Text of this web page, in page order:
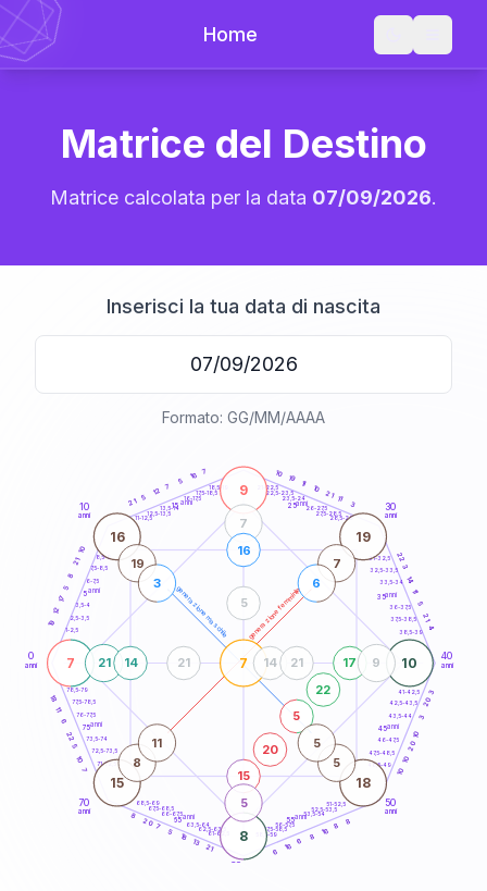
Home
Matrice del Destino
Matrice calcolata per la data 07/09/2026.
Inserisci la tua data di nascita
Formato: GG/MM/AAAA
generazione maschile generazione femminile
0
anni
10
anni
30
anni
40
anni
50
anni
60
70
anni
1-2,5
2,5-3,5
3,5-4
6-7,5
7,5-8,5
8,5-9
11-12,5
12,5-13,5
13,5-14
16-17,5
17,5-18,5
18,5-19
21-22,5
22,5-23,5
23,5-24
26-27,5
27,5-28,5
28,5-29
31-32,5
32,5-33,5
33,5-34
36-37,5
37,5-38,5
38,5-39
41-42,5
42,5-43,5
43,5-44
46-47,5
47,5-48,5
48,5-49
51-52,5
52,5-53,5
53,5-54
56-57,5
57,5-58,5
58,5-59
61-62,5
62,5-63,5
63,5-64
66-67,5
67,5-68,5
68,5-69
71-72,5
72,5-73,5
73,5-74
76-77,5
77,5-78,5
78,5-79
19
12
17
5
8
21
10
21 5
12 7
5
16 7 10
19
11
10
21 11
3
22
3
14
11
5
21
4
3
20
3
10
20
10
10
8
8
16
8
6
16
6
21
13
18
5
7
20
8
7
10
5
22
6
11
18
7
9
10
8
7
16 19
15 18
15
20
5
22
17
21
7
9
5
14
16
14 21
21
5
19
3
7
6
8
11
5
5
5anni
15 anni 25anni
35anni
45anni
55anni
65anni
75anni